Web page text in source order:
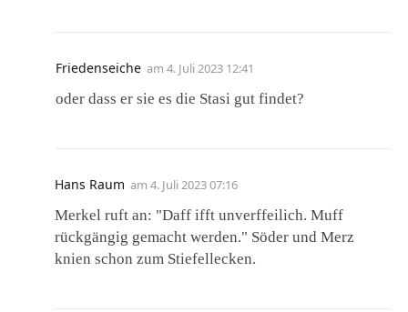
Friedenseiche am 4. Juli 2023 12:41
oder dass er sie es die Stasi gut findet?
Hans Raum am 4. Juli 2023 07:16
Merkel ruft an: "Daff ifft unverffeilich. Muff
rückgängig gemacht werden." Söder und Merz
knien schon zum Stiefellecken.